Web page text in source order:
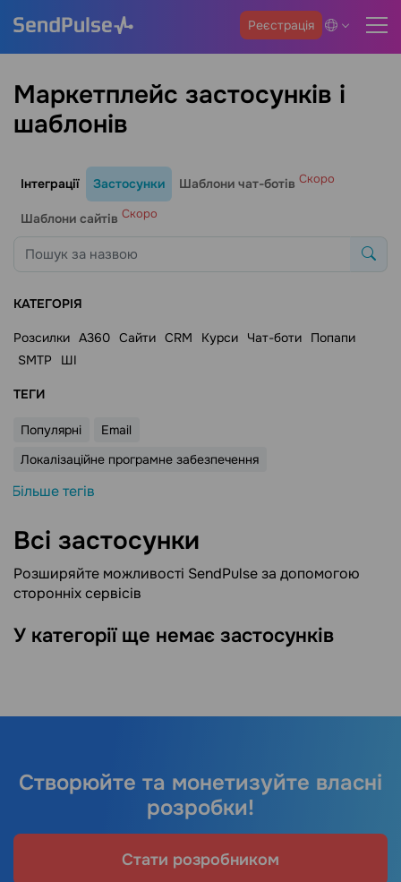
Реєстрація
Маркетплейс застосунків і
шаблонів
Інтеграції Застосунки Шаблони чат-ботів Скоро
Шаблони сайтів Скоро
КАТЕГОРІЯ
Розсилки A360 Сайти CRM Курси Чат-боти
Попапи
SMTP
ШІ
ТЕГИ
Популярні
Email
Локалізаційне програмне забезпечення
Більше тегів
Всі застосунки
Розширяйте можливості SendPulse за допомогою
сторонніх сервісів
У категорії ще немає застосунків
Створюйте та монетизуйте власні
розробки!
Стати розробником